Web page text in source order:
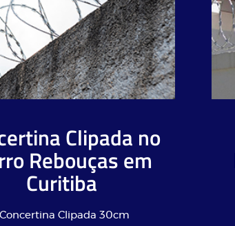
Clipada no
Rebouças em
Curitiba
Concertina Clipada 30cm